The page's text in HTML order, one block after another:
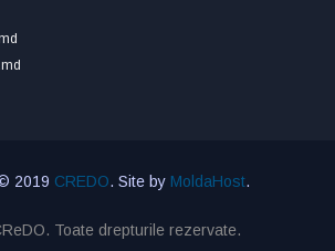
2019 CREDO. Site by MoldaHost.
Toate drepturile rezervate.